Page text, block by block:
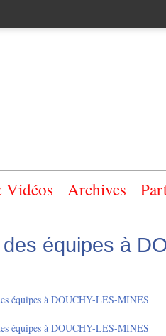
Vidéos Archives
équipes à